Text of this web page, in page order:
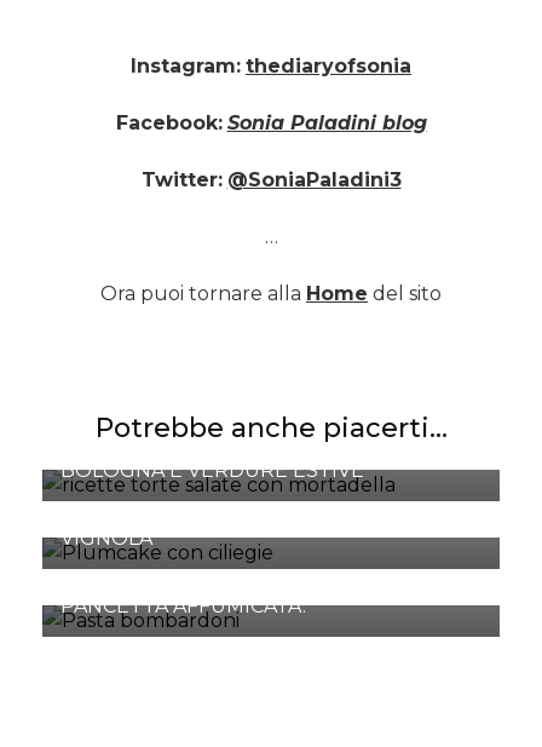
Instagram: thediaryofsonia
Facebook: Sonia Paladini blog
Twitter: @SoniaPaladini3
…
Ora puoi tornare alla Home del sito
Potrebbe anche piacerti...
TORTA SALATA CON MORTADELLA
BOLOGNA E VERDURE ESTIVE
VIGNOLA
PANCETTA AFFUMICATA.